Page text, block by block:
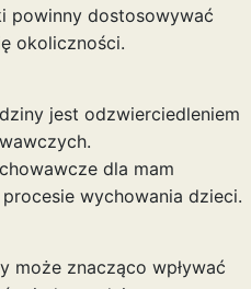
powinny dostosowywać
okoliczności.
jest odzwierciedleniem
dla mam
wychowania dzieci.
może znacząco wpływać